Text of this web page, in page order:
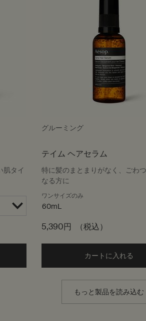
肌タイ
the パセリ フェイシャル トナー to cart
グルーミング
テイム ヘアセラム
特に髪のまとまりがなく、ごわ
なる方に
ワンサイズのみ
60mL
5,390円 （税込）
カートに入れる
もっと製品を読み込む